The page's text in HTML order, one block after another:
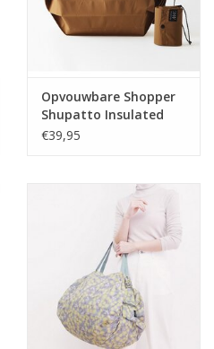
Opvouwbare Shopper
Shupatto Insulated
20L met rits Amber
€39,95